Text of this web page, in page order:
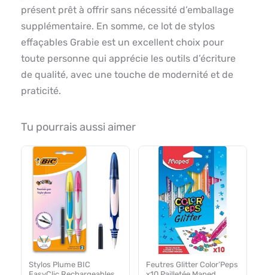
présent prêt à offrir sans nécessité d’emballage
supplémentaire. En somme, ce lot de stylos
effaçables Grabie est un excellent choix pour
toute personne qui apprécie les outils d’écriture
de qualité, avec une touche de modernité et de
praticité.
Tu pourrais aussi aimer
Stylos Plume BIC
Feutres Glitter Color’Peps